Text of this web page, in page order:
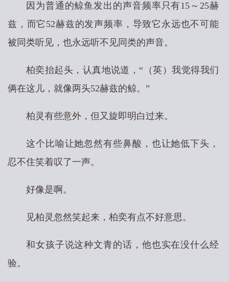
因为普通的鲸鱼发出的声音频率只有15～25赫
兹，而它52赫兹的发声频率，导致它永远也不可能
被同类听见，也永远听不见同类的声音。
柏奕抬起头，认真地说道，“（英）我觉得我们
俩在这儿，就像两头52赫兹的鲸。”
柏灵有些意外，但又旋即明白过来。
这个比喻让她忽然有些鼻酸，也让她低下头，
忍不住笑着叹了一声。
好像是啊。
见柏灵忽然笑起来，柏奕有点不好意思。
和女孩子说这种文青的话，他也实在没什么经
验。